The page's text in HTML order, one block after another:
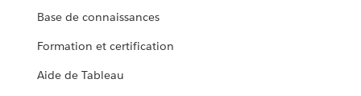
Base de connaissances
Formation et certification
Aide de Tableau